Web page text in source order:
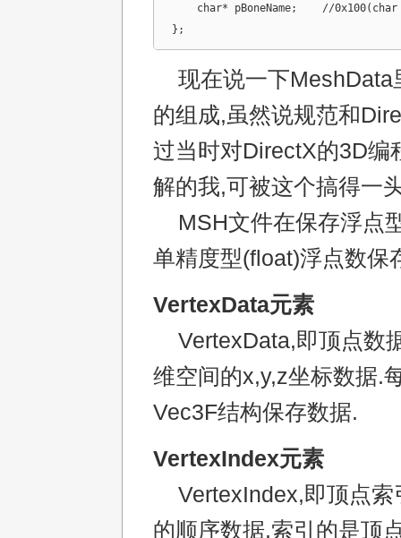
    char* pBoneName;	//0x100(char [256]) * boneCount
};
现在说一下MeshData
的组成,虽然说规范和
过当时对DirectX的3D编
解的我,可被这个搞得
MSH文件在保存浮点
单精度型(float)浮点数保
VertexData元素
VertexData,即顶点数
维空间的x,y,z坐标数据.
Vec3F结构保存数据.
VertexIndex元素
VertexIndex,即顶点索
的顺序数据,索引的是顶